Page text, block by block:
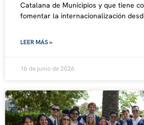
Catalana de Municipios y que tiene
fomentar la internacionalización
LEER MÁS »
16 de junio de 2026